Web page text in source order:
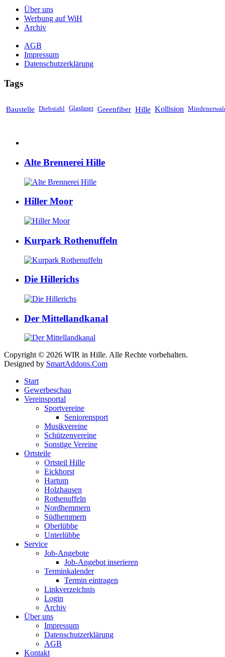
Über uns
Werbung auf WiH
Archiv
AGB
Impressum
Datenschutzerklärung
Tags
Baustelle Diebstahl Glasfaser Greenfiber Hille Kollision
Alte Brennerei Hille
Hiller Moor
Kurpark Rothenuffeln
Die Hillerichs
Der Mittellandkanal
Copyright © 2026 WIR in Hille. Alle Rechte vorbehalten.
Designed by SmartAddons.Com
Start
Gewerbeschau
Vereinsportal
Sportvereine
Seniorensport
Musikvereine
Schützenvereine
Sonstige Vereine
Ortsteile
Ortsteil Hille
Eickhorst
Hartum
Holzhausen
Rothenuffeln
Nordhemmern
Südhemmern
Oberlübbe
Unterlübbe
Service
Job-Angebote
Job-Angebot inserieren
Terminkalender
Termin eintragen
Linkverzeichnis
Login
Archiv
Über uns
Impressum
Datenschutzerklärung
AGB
Kontakt